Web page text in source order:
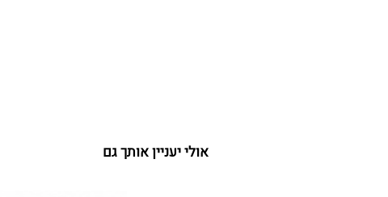
אולי יעניין אותך גם